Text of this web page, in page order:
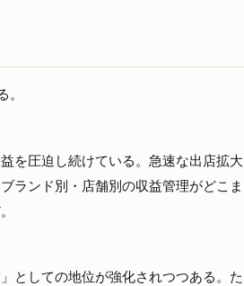
。
を圧迫し続けている。急速な出店拡大
ランド別・店舗別の収益管理がどこま
としての地位が強化されつつある。た